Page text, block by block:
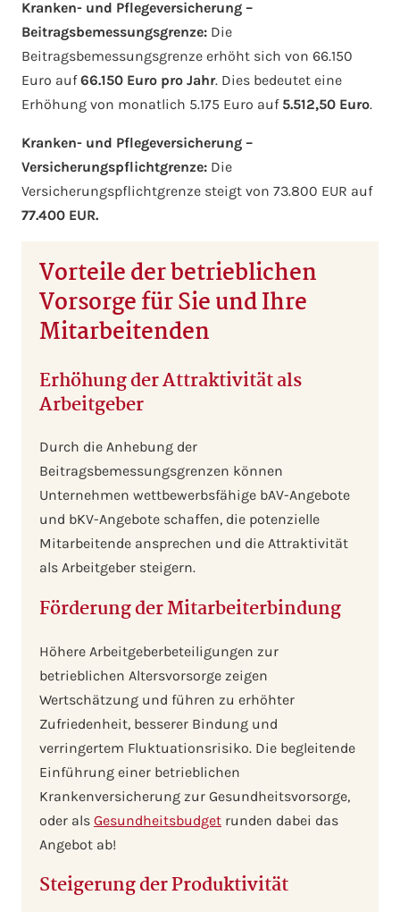
Kranken- und Pflegeversicherung –
Beitragsbemessungsgrenze: Die
Beitragsbemessungsgrenze erhöht sich von 66.150
Euro auf66.150 Euro pro Jahr. Dies bedeutet eine
Erhöhung von monatlich 5.175 Euro auf 5.512,50 Euro.
Kranken- und Pflegeversicherung –
Versicherungspflichtgrenze: Die
Versicherungspflichtgrenze steigt von 73.800 EUR auf
77.400 EUR.
Vorteile der betrieblichen
Vorsorge für Sie und Ihre
Mitarbeitenden
Erhöhung der Attraktivität als
Arbeitgeber
Durch die Anhebung der
Beitragsbemessungsgrenzen können
Unternehmen wettbewerbsfähige bAV-Angebote
und bKV-Angebote schaffen, die potenzielle
Mitarbeitende ansprechen und die Attraktivität
als Arbeitgeber steigern.
Förderung der Mitarbeiterbindung
Höhere Arbeitgeberbeteiligungen zur
betrieblichen Altersvorsorge zeigen
Wertschätzung und führen zu erhöhter
Zufriedenheit, besserer Bindung und
verringertem Fluktuationsrisiko. Die begleitende
Einführung einer betrieblichen
Krankenversicherung zur Gesundheitsvorsorge,
oder als Gesundheitsbudget runden dabei das
Angebot ab!
Steigerung der Produktivität